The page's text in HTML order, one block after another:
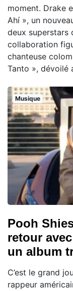
moment. Drake
Ahí », un
deux superstars
collaboration
chanteuse
Tanto », dévoilé
Musique
Pooh
retour
un album
C’est le grand
rappeur